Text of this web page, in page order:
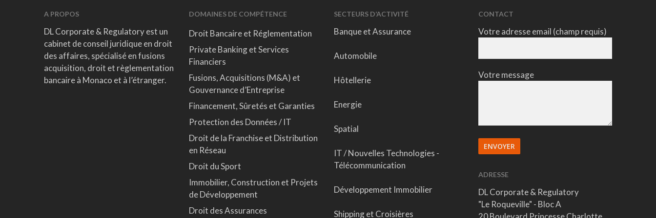
A PROPOS
DL Corporate & Regulatory est un
cabinet de conseil juridique en droit
des affaires, spécialisé en fusions
acquisition, droit et règlementation
bancaire à Monaco et à l’étranger.
DOMAINES DE COMPÉTENCE
Droit Bancaire et Réglementation
Private Banking et Services
Financiers
Fusions, Acquisitions (M&A) et
Gouvernance d’Entreprise
Financement, Sûretés et Garanties
Protection des Données / IT
Droit de la Franchise et Distribution
en Réseau
Droit du Sport
Immobilier, Construction et Projets
de Développement
Droit des Assurances
SECTEURS D’ACTIVITÉ
Banque et Assurance
Automobile
Hôtellerie
Energie
Spatial
IT / Nouvelles Technologies -
Télécommunication
Développement Immobilier
Shipping et Croisières
CONTACT
Votre adresse email (champ requis)
Votre message
ADRESSE
DL Corporate & Regulatory
"Le Roqueville" - Bloc A